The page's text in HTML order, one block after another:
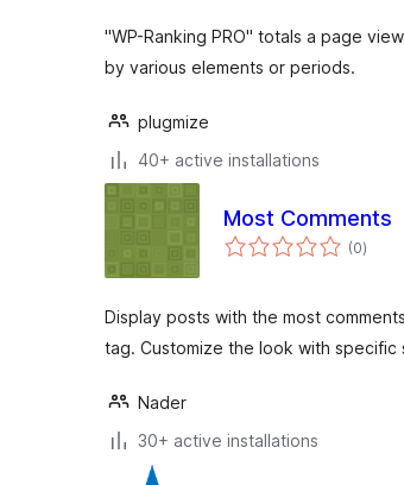
"WP-Ranking PRO" totals a page
by various elements or periods.
plugmize
40+ active installations
Most Comments
(0total
ratings
)
Display posts with the most
tag. Customize the look with specific
Nader
30+ active installations